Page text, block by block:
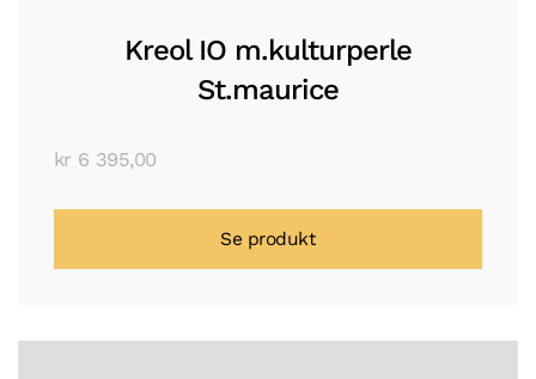
Kreol IO m.kulturperle
St.maurice
kr 6 395,00
Se produkt